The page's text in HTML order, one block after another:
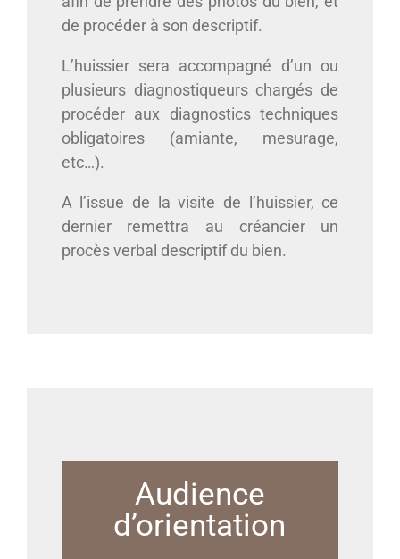
de procéder à son descriptif.
L’huissier sera accompagné d’un ou
plusieurs diagnostiqueurs chargés de
procéder aux diagnostics techniques
obligatoires (amiante, mesurage,
etc…).
A l’issue de la visite de l’huissier, ce
dernier remettra au créancier un
procès verbal descriptif du bien.
Audience
d’orientation